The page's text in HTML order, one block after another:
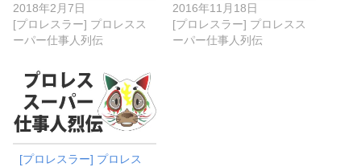
2018年2月7日
[プロレスラー] プロレスス
ーパー仕事人列伝
2016年11月18日
[プロレスラー] プロレスス
ーパー仕事人列伝
[プロレスラー] プロレス